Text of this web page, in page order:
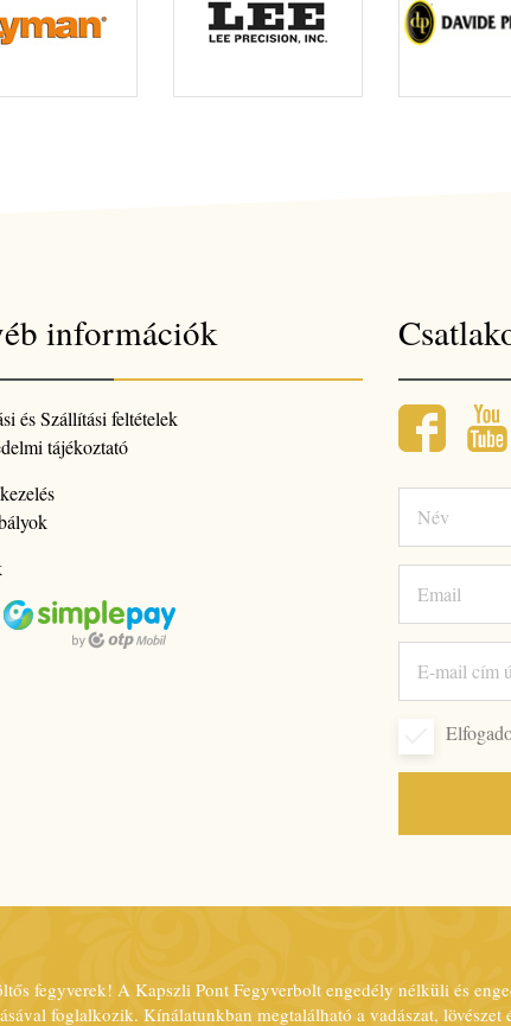
információk
és Szállítási feltételek
tájékoztató
fegyverek! A Kapszli Pont Fegyverbolt engedély nélküli és
foglalkozik. Kínálatunkban megtalálható a vadászat, lövészet